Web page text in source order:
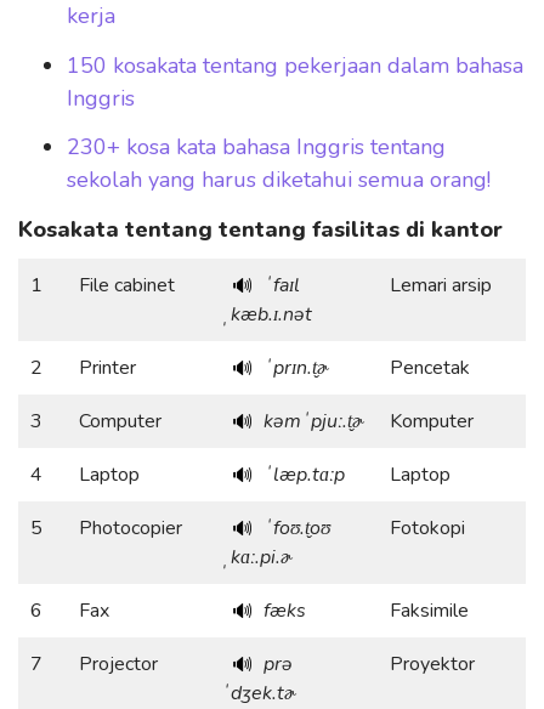
kerja
150 kosakata tentang pekerjaan dalam bahasa
Inggris
230+ kosa kata bahasa Inggris tentang
sekolah yang harus diketahui semua orang!
Kosakata tentang tentang fasilitas di kantor
1 File cabinet 🔊
ˈfaɪl
ˌkæb.ɪ.nət
Lemari arsip
2 Printer 🔊 ˈprɪn.t̬ɚ
Pencetak
3
Computer 🔊 kəmˈpjuː.t̬ɚ
Komputer
4
Laptop 🔊 ˈlæp.tɑːp
Laptop
5
Photocopier 🔊
ˈfoʊ.t̬oʊ
ˌkɑː.pi.ɚ
Fotokopi
6 Fax 🔊 fæks
Faksimile
7
Projector 🔊 prə
ˈdʒek.tɚ
Proyektor